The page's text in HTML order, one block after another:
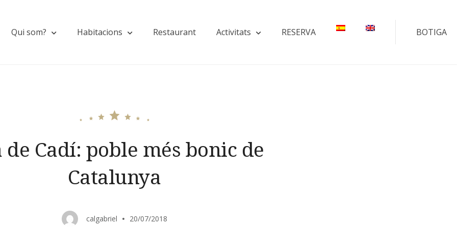
Qui som? Habitacions Restaurant Activitats RESERVA BOTIGA
de Cadí: poble més bonic de
Catalunya
calgabriel 20/07/2018